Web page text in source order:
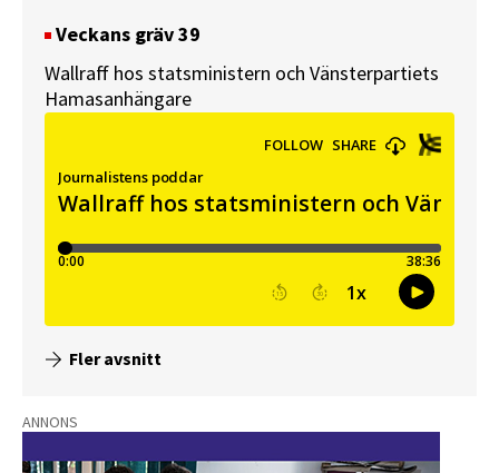
Veckans gräv 39
Wallraff hos statsministern och Vänsterpartiets
Hamasanhängare
Fler avsnitt
ANNONS